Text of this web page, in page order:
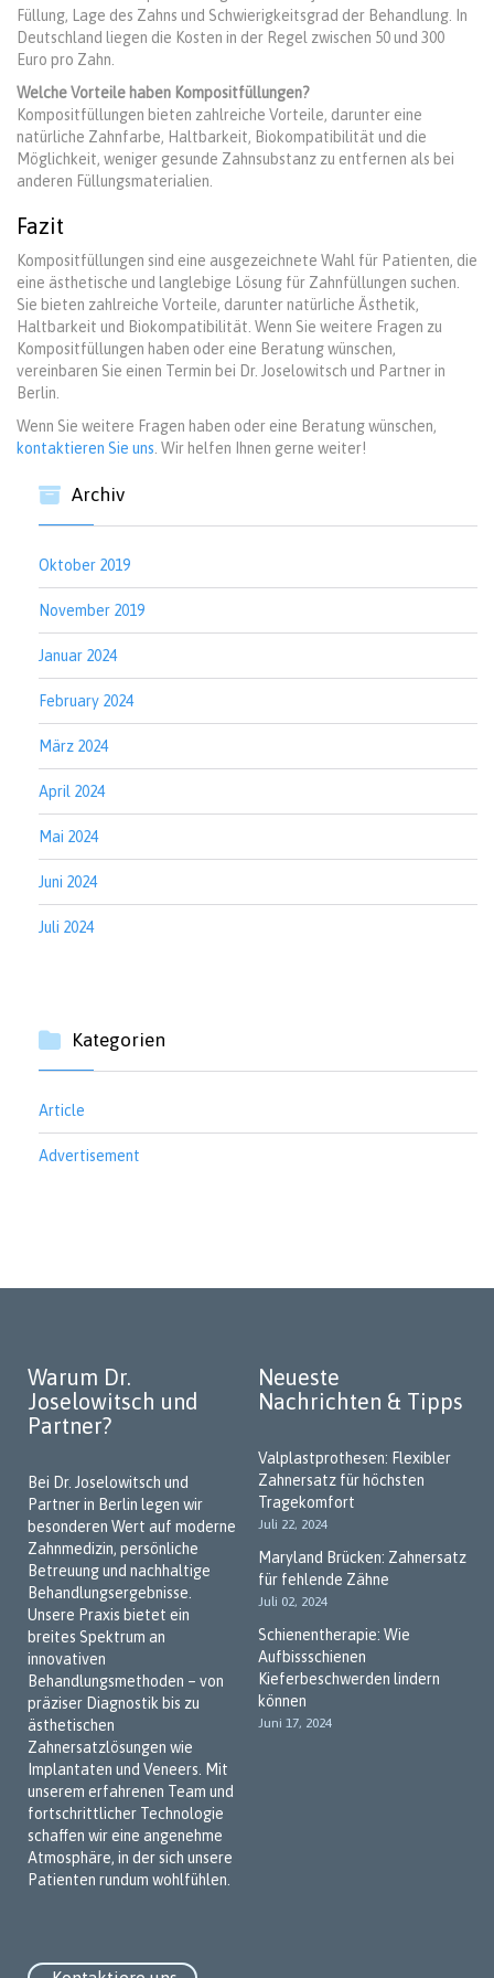
Füllung, Lage des Zahns und Schwierigkeitsgrad der Behandlung. In
Deutschland liegen die Kosten in der Regel zwischen 50 und 300
Euro pro Zahn.
Welche Vorteile haben Kompositfüllungen?
Kompositfüllungen bieten zahlreiche Vorteile, darunter eine
natürliche Zahnfarbe, Haltbarkeit, Biokompatibilität und die
Möglichkeit, weniger gesunde Zahnsubstanz zu entfernen als bei
anderen Füllungsmaterialien.
Fazit
Kompositfüllungen sind eine ausgezeichnete Wahl für Patienten, die
eine ästhetische und langlebige Lösung für Zahnfüllungen suchen.
Sie bieten zahlreiche Vorteile, darunter natürliche Ästhetik,
Haltbarkeit und Biokompatibilität. Wenn Sie weitere Fragen zu
Kompositfüllungen haben oder eine Beratung wünschen,
vereinbaren Sie einen Termin bei Dr. Joselowitsch und Partner in
Berlin.
Wenn Sie weitere Fragen haben oder eine Beratung wünschen,
kontaktieren Sie uns . Wir helfen Ihnen gerne weiter!
Archiv
Oktober 2019
November 2019
Januar 2024
February 2024
März 2024
April 2024
Mai 2024
Juni 2024
Juli 2024
Kategorien
Article
Advertisement
Warum Dr.
Joselowitsch und
Partner?
Bei Dr. Joselowitsch und
Partner in Berlin legen wir
besonderen Wert auf moderne
Zahnmedizin, persönliche
Betreuung und nachhaltige
Behandlungsergebnisse.
Unsere Praxis bietet ein
breites Spektrum an
innovativen
Behandlungsmethoden – von
präziser Diagnostik bis zu
ästhetischen
Zahnersatzlösungen wie
Implantaten und Veneers. Mit
unserem erfahrenen Team und
fortschrittlicher Technologie
schaffen wir eine angenehme
Atmosphäre, in der sich unsere
Patienten rundum wohlfühlen.
Neueste
Nachrichten & Tipps
Valplastprothesen: Flexibler
Zahnersatz für höchsten
Tragekomfort
Juli 22, 2024
Maryland Brücken: Zahnersatz
für fehlende Zähne
Juli 02, 2024
Schienentherapie: Wie
Aufbissschienen
Kieferbeschwerden lindern
können
Juni 17, 2024